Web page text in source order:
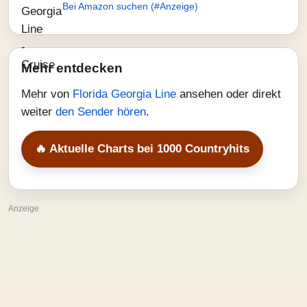
Bei Amazon suchen (#Anzeige)
Mehr entdecken
Mehr von Florida Georgia Line ansehen oder direkt
weiter den Sender hören.
🔥 Aktuelle Charts bei 1000 Countryhits
Anzeige